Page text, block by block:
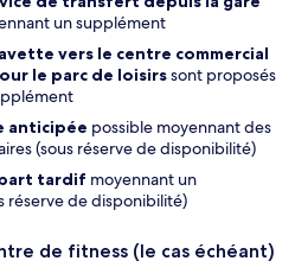
un supplément
vers le centre commercial
le parc de loisirssont proposés
anticipée possible moyennant des
(sous réserve de disponibilité)
tardif moyennant un
réserve de disponibilité)
de fitness (le cas échéant)